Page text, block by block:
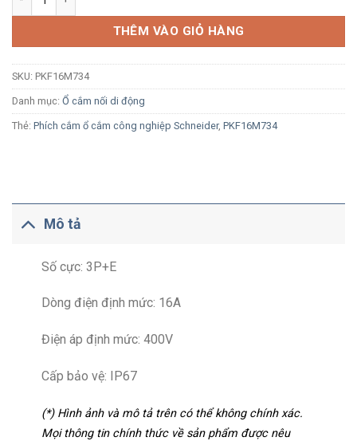
THÊM VÀO GIỎ HÀNG
SKU: PKF16M734
Danh mục: Ổ cắm nối di động
Thẻ: Phích cắm ổ cắm công nghiệp Schneider, PKF16M734
Mô tả
Số cực: 3P+E
Dòng điện định mức: 16A
Điện áp định mức: 400V
Cấp bảo vệ: IP67
(*) Hình ảnh và mô tả trên có thể không chính xác.
Mọi thông tin chính thức về sản phẩm được nêu